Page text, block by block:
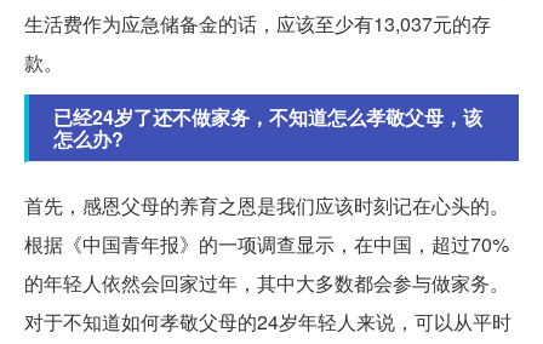
生活费作为应急储备金的话，应该至少有13,037元的存
款。
已经24岁了还不做家务，不知道怎么孝敬父母，该
怎么办?
首先，感恩父母的养育之恩是我们应该时刻记在心头的。
根据《中国青年报》的一项调查显示，在中国，超过70%
的年轻人依然会回家过年，其中大多数都会参与做家务。
对于不知道如何孝敬父母的24岁年轻人来说，可以从平时